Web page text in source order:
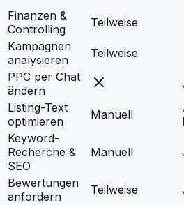
Finanzen &
Controlling
Teilweise
Kampagnen
analysieren
Teilweise
PPC per Chat
ändern
Listing-Text
optimieren
Manuell
Keyword-
Recherche &
SEO
Manuell
Bewertungen
anfordern
Teilweise